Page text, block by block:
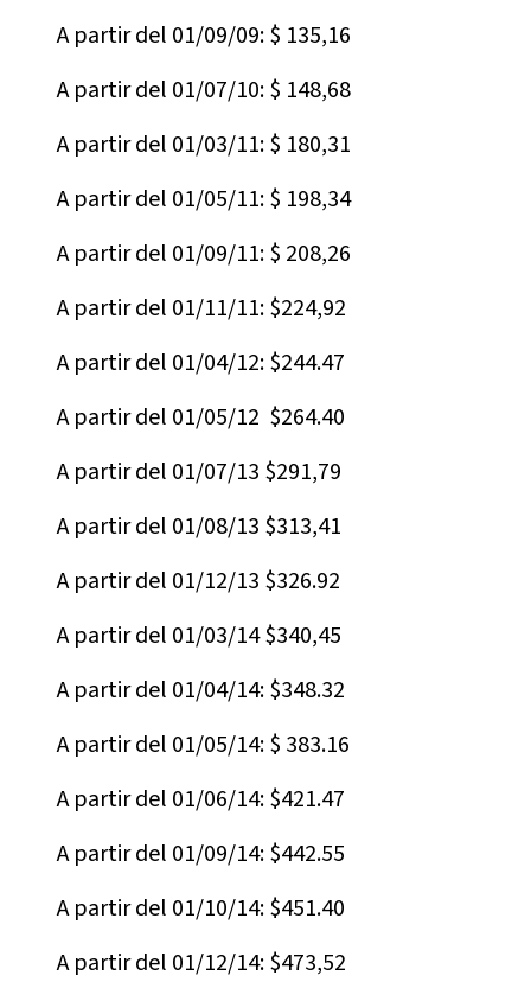
A partir del 01/09/09: $ 135,16
A partir del 01/07/10: $ 148,68
A partir del 01/03/11: $ 180,31
A partir del 01/05/11: $ 198,34
A partir del 01/09/11: $ 208,26
A partir del 01/11/11: $224,92
A partir del 01/04/12: $244.47
A partir del 01/05/12 $264.40
A partir del 01/07/13 $291,79
A partir del 01/08/13 $313,41
A partir del 01/12/13 $326.92
A partir del 01/03/14 $340,45
A partir del 01/04/14: $348.32
A partir del 01/05/14: $ 383.16
A partir del 01/06/14: $421.47
A partir del 01/09/14: $442.55
A partir del 01/10/14: $451.40
A partir del 01/12/14: $473,52